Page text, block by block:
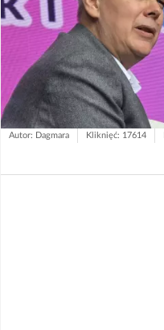
Autor: Dagmara Kliknięć: 17614